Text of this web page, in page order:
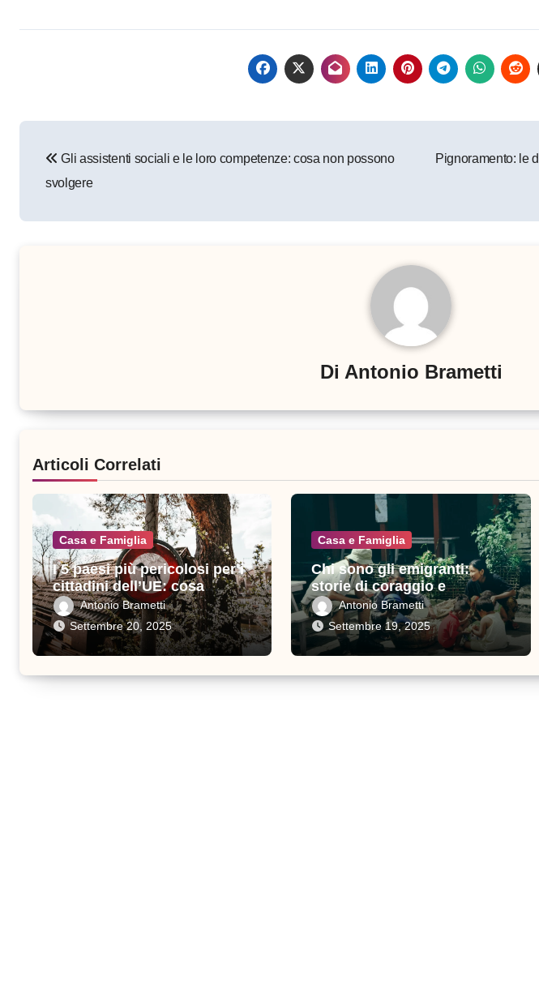
articoli
Gli assistenti sociali e le loro competenze: cosa non possono
svolgere
Pignoramento: le
Di Antonio Brametti
Articoli Correlati
Casa e Famiglia
I 5 paesi più pericolosi per i
cittadini dell’UE: cosa
sapere prima di viaggiare
Antonio Brametti
Settembre 20, 2025
Casa e Famiglia
Chi sono gli emigranti:
storie di coraggio e
sacrificio
Antonio Brametti
Settembre 19, 2025